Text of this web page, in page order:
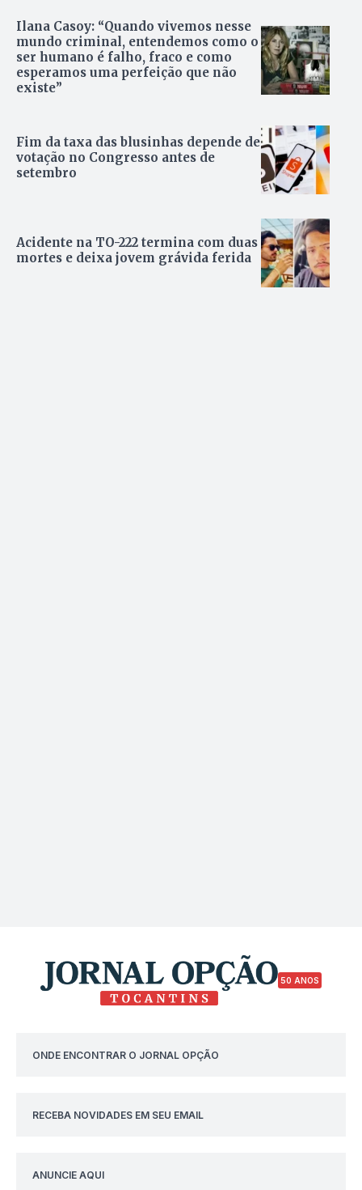
Ilana Casoy: “Quando vivemos nesse
mundo criminal, entendemos como o
ser humano é falho, fraco e como
esperamos uma perfeição que não
existe”
Fim da taxa das blusinhas depende de
votação no Congresso antes de
setembro
Acidente na TO-222 termina com duas
mortes e deixa jovem grávida ferida
50 ANOS
ONDE ENCONTRAR O JORNAL OPÇÃO
RECEBA NOVIDADES EM SEU EMAIL
ANUNCIE AQUI